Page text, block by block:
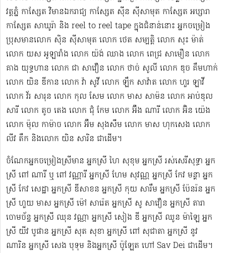
វត្តភ្នំ កាស្សែត វិមានឯករាជ្យ កាស្សែត ស៊ីន ស៊ីសាមុត កាស្សែត អប្សារា
កាស្សែត សាឃូរ៉ា និង reel to reel tape ក្នុងជំនាន់នោះ អ្នកចម្រៀង
ប្រុសមាន​លោក ស៊ិន ស៊ីសាមុត លោក ​ថេត សម្បត្តិ លោក សុះ ម៉ាត់
លោក យស អូឡារាំង លោក យ៉ង់ ឈាង លោក ពេជ្រ សាមឿន លោក
គាង យុទ្ធហាន លោក ជា សាវឿន លោក ថាច់ សូលី លោក ឌុច គឹមហាក់
លោក យិន ឌីកាន លោក វ៉ា សូវី លោក ឡឹក សាវ៉ាត លោក ហួរ ឡាវី
លោក វ័រ សារុន​ លោក កុល សែម លោក មាស សាម៉ន លោក អាប់ឌុល
សារី លោក តូច តេង លោក ជុំ កែម លោក អ៊ឹង ណារី លោក អ៊ិន យ៉េង​​
លោក ម៉ុល កាម៉ាច លោក អ៊ឹម សុងសឺម ​លោក មាស ហុក​សេង លោក​ ​​
លីវ តឹក និងលោក យិន សារិន ជាដើម។
ចំណែកអ្នកចម្រៀងស្រីមាន អ្នកស្រី ហៃ សុខុម​ អ្នកស្រី រស់សេរី​សុទ្ធា អ្នក
ស្រី ពៅ ណារី ឬ ពៅ វណ្ណារី អ្នកស្រី ហែម សុវណ្ណ អ្នកស្រី កែវ មន្ថា អ្នក
ស្រី កែវ សេដ្ឋា អ្នកស្រី ឌី​សាខន អ្នកស្រី កុយ សារឹម អ្នកស្រី ប៉ែនរ៉ន អ្នក
ស្រី ហួយ មាស អ្នកស្រី ម៉ៅ សារ៉េត ​អ្នកស្រី សូ សាវឿន អ្នកស្រី តារា
ចោម​ច័ន្ទ អ្នកស្រី ឈុន វណ្ណា អ្នកស្រី សៀង ឌី អ្នកស្រី ឈូន ម៉ាឡៃ អ្នក
ស្រី យីវ​ បូផាន​ អ្នកស្រី​ សុត សុខា អ្នកស្រី ពៅ សុជាតា អ្នកស្រី នូវ
ណារិន អ្នកស្រី សេង បុទុម និងអ្នកស្រី ប៉ូឡែត ហៅ Sav Dei ជាដើម។